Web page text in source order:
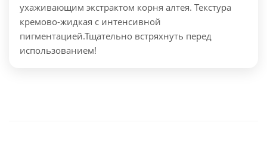
ухаживающим экстрактом корня алтея. Текстура
кремово-жидкая с интенсивной
пигментацией.Тщательно встряхнуть перед
использованием!